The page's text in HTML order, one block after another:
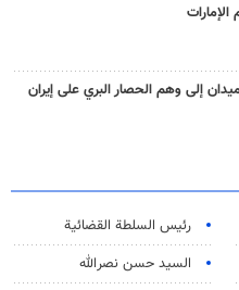
إلى وهم الحصار البري على إيران
رئیس السلطة القضائیة
السيد حسن نصرالله